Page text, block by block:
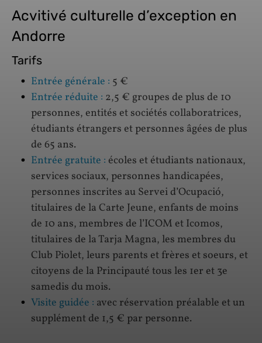
Acvitivé culturelle d’exception en
Andorre
Tarifs
Entrée générale : 5 €
Entrée réduite : 2,5 € groupes de plus de 10
personnes, entités et sociétés collaboratrices,
étudiants étrangers et personnes âgées de plus
de 65 ans.
Entrée gratuite : écoles et étudiants nationaux,
services sociaux, personnes handicapées,
personnes inscrites au Servei d’Ocupació,
titulaires de la Carte Jeune, enfants de moins
de 10 ans, membres de l’ICOM et Icomos,
titulaires de la Tarja Magna, les membres du
Club Piolet, leurs parents et frères et soeurs, et
citoyens de la Principauté tous les 1er et 3e
samedis du mois.
Visite guidée : avec réservation préalable et un
supplément de 1,5 € par personne.